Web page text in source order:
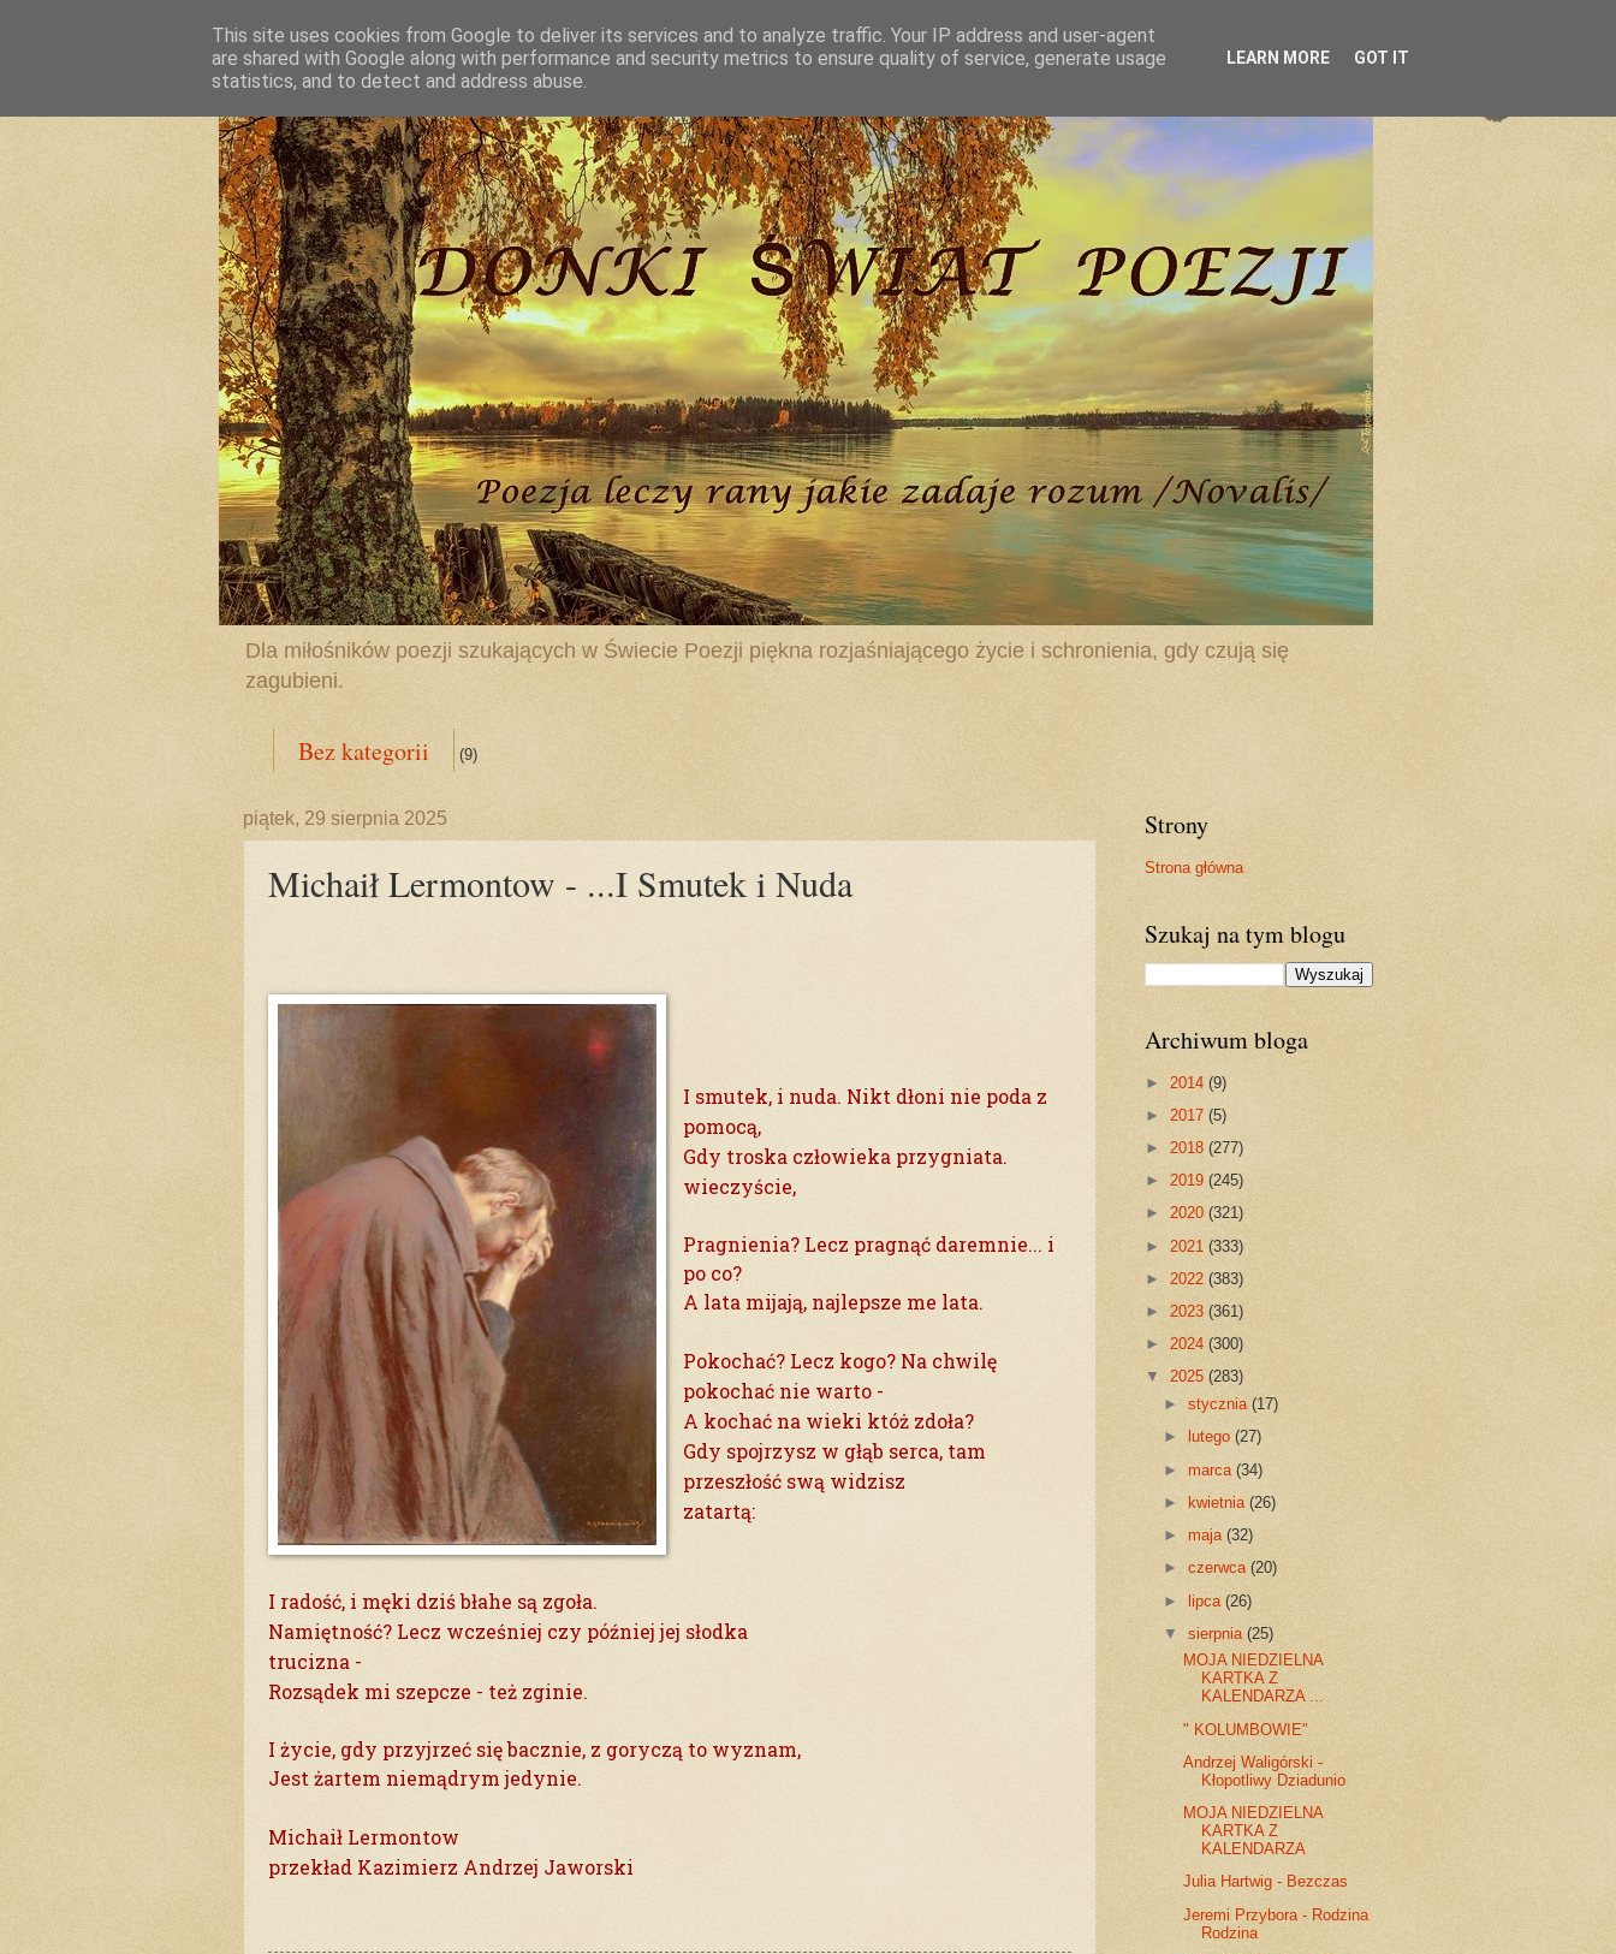
Dla miłośników poezji szukających w Świecie Poezji piękna rozjaśniającego życie i schronienia, gdy czują się
zagubieni.
Bez kategorii (9)
piątek, 29 sierpnia 2025
Michaił Lermontow - ...I Smutek i Nuda
I smutek, i nuda. Nikt dłoni nie poda z
pomocą,
Gdy troska człowieka przygniata.
wieczyście,
Pragnienia? Lecz pragnąć daremnie... i
po co?
A lata mijają, najlepsze me lata.
Pokochać? Lecz kogo? Na chwilę
pokochać nie warto -
A kochać na wieki któż zdoła?
Gdy spojrzysz w głąb serca, tam
przeszłość swą widzisz
zatartą:
I radość, i męki dziś błahe są zgoła.
Namiętność? Lecz wcześniej czy później jej słodka
trucizna -
Rozsądek mi szepcze - też zginie.
I życie, gdy przyjrzeć się bacznie, z goryczą to wyznam,
Jest żartem niemądrym jedynie.
Michaił Lermontow
przekład Kazimierz Andrzej Jaworski
Strony
Strona główna
Szukaj na tym blogu
Archiwum bloga
► 2014 (9)
► 2017 (5)
► 2018 (277)
► 2019 (245)
► 2020 (321)
► 2021 (333)
► 2022 (383)
► 2023 (361)
► 2024 (300)
▼ 2025 (283)
►stycznia(17)
►
lutego(27)
►marca(34)
►
kwietnia(26)
►maja(32)
►czerwca(20)
►lipca(26)
▼sierpnia(25)
MOJA NIEDZIELNA
KARTKA Z
KALENDARZA ...
" KOLUMBOWIE"
Andrzej Waligórski -
Kłopotliwy Dziadunio
MOJA NIEDZIELNA
KARTKA Z
KALENDARZA
Julia Hartwig - Bezczas
Jeremi Przybora - Rodzina
Rodzina
This site uses cookies from Google to deliver its services and to analyze traffic. Your IP address and user-agent
are shared with Google along with performance and security metrics to ensure quality of service, generate usage
statistics, and to detect and address abuse.
LEARN MORE GOT IT